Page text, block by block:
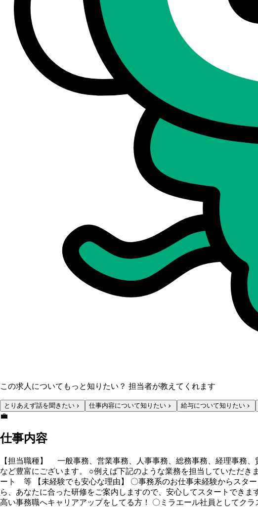
この求人についてもっと知りたい？ 担当者が教えてくれます
とりあえず話を聞きたい 仕事内容について知りたい 給与について知りたい
💼
仕事内容
【担当職種】 一般事務、営業事務、人事事務、総務事務、経理事務
など豊富にございます。 ○例えば下記のような業務を担当していただ
ート 等 【未経験でも安心な理由】 〇事務系のお仕事未経験からスタ
ら、あなたに合った研修をご案内しますので、安心してスタートでき
高い事務職へキャリアアップをしてる方！ 〇ミラエール社員としてク